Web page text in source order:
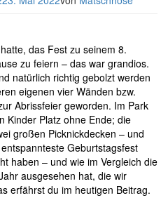
das Fest zu seinem 8.
zu feiern – das war grandios.
natürlich richtig gebolzt werden
eigenen vier Wänden bzw.
Abrissfeier geworden. Im Park
Kinder Platz ohne Ende; die
großen Picknickdecken – und
Geburtstagsfest
haben – und wie im Vergleich die
ausgesehen hat, die wir
erfährst du im heutigen Beitrag.